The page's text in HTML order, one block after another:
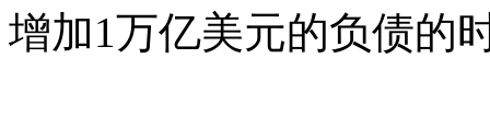
增加1万亿美元的负债的